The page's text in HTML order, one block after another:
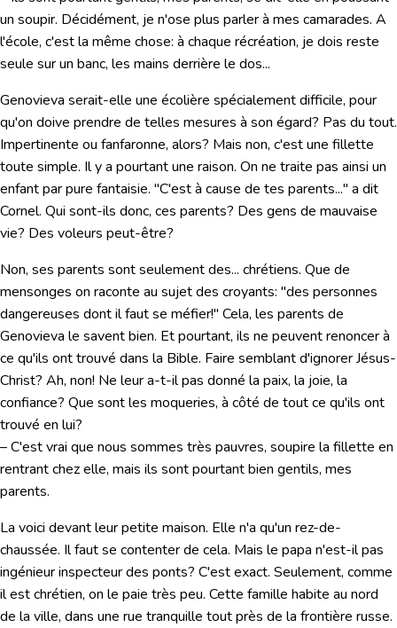
un soupir. Décidément, je n'ose plus parler à mes camarades. A
l'école, c'est la même chose: à chaque récréation, je dois reste
seule sur un banc, les mains derrière le dos...
Genovieva serait-elle une écolière spécialement difficile, pour
qu'on doive prendre de telles mesures à son égard? Pas du tout.
Impertinente ou fanfaronne, alors? Mais non, c'est une fillette
toute simple. Il y a pourtant une raison. On ne traite pas ainsi un
enfant par pure fantaisie. "C'est à cause de tes parents..." a dit
Cornel. Qui sont-ils donc, ces parents? Des gens de mauvaise
vie? Des voleurs peut-être?
Non, ses parents sont seulement des... chrétiens. Que de
mensonges on raconte au sujet des croyants: "des personnes
dangereuses dont il faut se méfier!" Cela, les parents de
Genovieva le savent bien. Et pourtant, ils ne peuvent renoncer à
ce qu'ils ont trouvé dans la Bible. Faire semblant d'ignorer Jésus-
Christ? Ah, non! Ne leur a-t-il pas donné la paix, la joie, la
confiance? Que sont les moqueries, à côté de tout ce qu'ils ont
trouvé en lui?
– C'est vrai que nous sommes très pauvres, soupire la fillette en
rentrant chez elle, mais ils sont pourtant bien gentils, mes
parents.
La voici devant leur petite maison. Elle n'a qu'un rez-de-
chaussée. Il faut se contenter de cela. Mais le papa n'est-il pas
ingénieur inspecteur des ponts? C'est exact. Seulement, comme
il est chrétien, on le paie très peu. Cette famille habite au nord
de la ville, dans une rue tranquille tout près de la frontière russe.